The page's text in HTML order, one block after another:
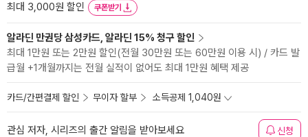
최대 3,000원 할인
쿠폰받기
알라딘 만권당 삼성카드, 알라딘 15% 청구 할인
최대 1만원 또는 2만원 할인(전월 30만원 또는 60만원 이용 시) / 카드 발
급월 +1개월까지는 전월 실적이 없어도 최대 1만원 혜택 제공
카드/간편결제 할인 무이자 할부 소득공제 1,040원
관심 저자, 시리즈의 출간 알림을 받아보세요 신청